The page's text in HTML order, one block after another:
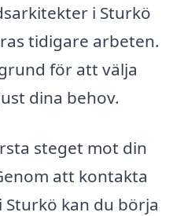
i Sturkö
tidigare arbeten.
för att välja
dina behov.
steget mot din
att kontakta
kan du börja